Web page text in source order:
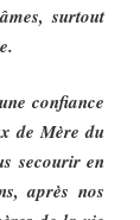
surtout
confiance
de Mère du
secourir en
après nos